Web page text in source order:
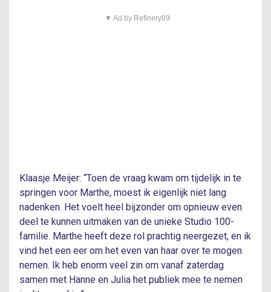
▼ Ad by Refinery89
Klaasje Meijer: “Toen de vraag kwam om tijdelijk in te
springen voor Marthe, moest ik eigenlijk niet lang
nadenken. Het voelt heel bijzonder om opnieuw even
deel te kunnen uitmaken van de unieke Studio 100-
familie. Marthe heeft deze rol prachtig neergezet, en ik
vind het een eer om het even van haar over te mogen
nemen. Ik heb enorm veel zin om vanaf zaterdag
samen met Hanne en Julia het publiek mee te nemen